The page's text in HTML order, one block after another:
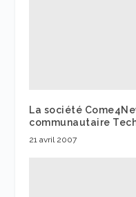
La société
communautaire
21 avril 2007